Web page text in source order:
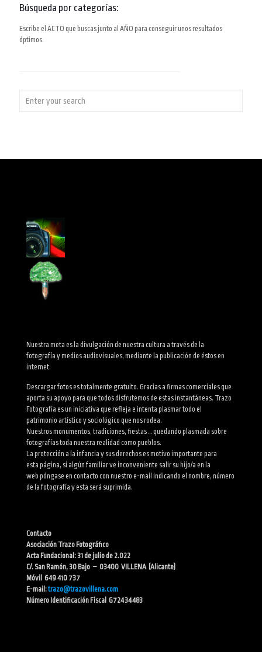
Búsqueda por categorías:
Escribe el ACTO que buscas junto al AÑO para conseguir unos resultados
óptimos.
Nuestra meta es la divulgación de nuestra cultura a través de la
fotografía y medios audiovisuales, mediante la publicación de éstos en
internet.
Descargar fotos es totalmente gratuito. Gracias a firmas comerciales que
aporta su apoyo para que todos disfrutemos de estas instantáneas. Trazo
Fotografía es un iniciativa que refleja e intenta plasmar todo el
patrimonio artístico y sociológico que nos rodea.
Nuestros monumentos, tradiciones, fiestas … quedando plasmada sobre
fotografías toda nuestra realidad como pueblos.
La protección a la infancia y sus derechos es motivo importante para
esta página, si algún familiar ve inconveniente salir su hijo/a en la
web póngase en contacto con nuestro e-mail indicando el nombre, número
de la fotografía y esta será suprimida.
Contacto
Asociación Trazo Fotográfico
Acta Fundacional: 31 de julio de 2.022
C/. San Ramón, 30 Bajo – 03400 VILLENA (Alicante)
Móvil 649 410 737
E-mail:trazo@trazovillena.com
Número Identificación Fiscal G72434483